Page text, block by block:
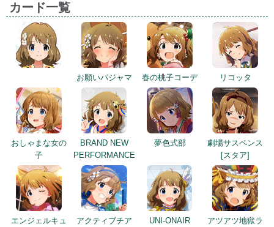
カード一覧
お願いパジャマ 春の桃子コーデ リコッタ
おしゃまな女の
子
BRAND NEW
PERFORMANCE
夢色式部
劇場サスペンス
[スタア]
エンジェルキュ
アクティブチア
UNI-ONAIR
アツアツ地獄ラ